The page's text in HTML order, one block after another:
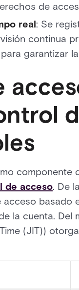
de
real: Se
continua
garantizar
de acceso. De
basado
la cuenta.
(JIT))